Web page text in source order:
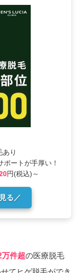
あり
ートが手厚い！
円(税込)～
る／
万件超の医療脱毛